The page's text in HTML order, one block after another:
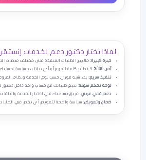
لماذا تختار دكتور دعم لخدمات
خبرة كبيرة:ملايين الطلبات المنفذة على مختلف منصات
آمن 100%:
لا نطلب كلمة المرور أو أي بيانات حساسة لحسابك.
تنفيذ سريع:بدء شبه فوري حسب نوع الخدمة ونظام المزود.
لوحة تحكم سهلة:تتبع طلباتك من حساب واحد داخل دكتور
دعم فني عربي:فريق يساعدك في اختيار الخدمة والباقات
ضمان وتعويض:سياسة واضحة لتعويض أي نقص في